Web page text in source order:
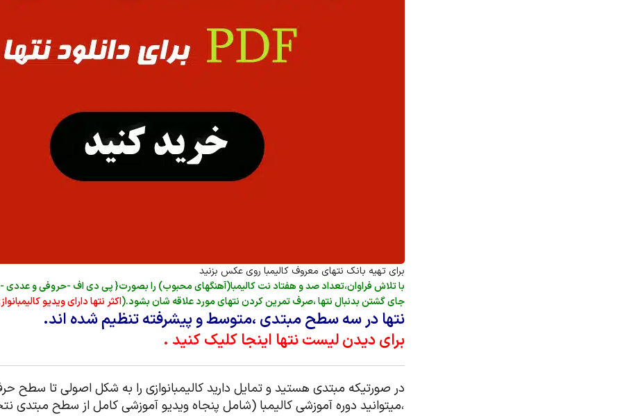
برای تهیه بانک نتهای معروف کالیمبا روی عکس بزنید
با تلاش فراوان،تعداد صد و هفتاد نت کالیمبا(آهنگهای محبوب) را بصورت{ پی دی اف -حروفی و عددی -
جای گشتن بدنبال نتها ،صرف تمرین کردن نتهای مورد علاقه شان بشود.(اکثر نتها دارای ویدیو
نتها در سه سطح مبتدی ،متوسط و پیشرفته تنظیم شده اند.
برای دیدن لیست نتها اینجا کلیک کنید .
در صورتیکه مبتدی هستید و تمایل دارید کالیمبانوازی را به شکل اصولی تا سطح
،میتوانید دوره آموزشی کالیمبا (شامل پنجاه ویدیو آموزشی کامل از سطح مبتدی